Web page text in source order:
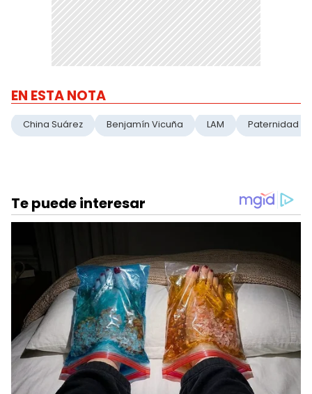
EN ESTA NOTA
China Suárez Benjamín Vicuña LAM Paternidad